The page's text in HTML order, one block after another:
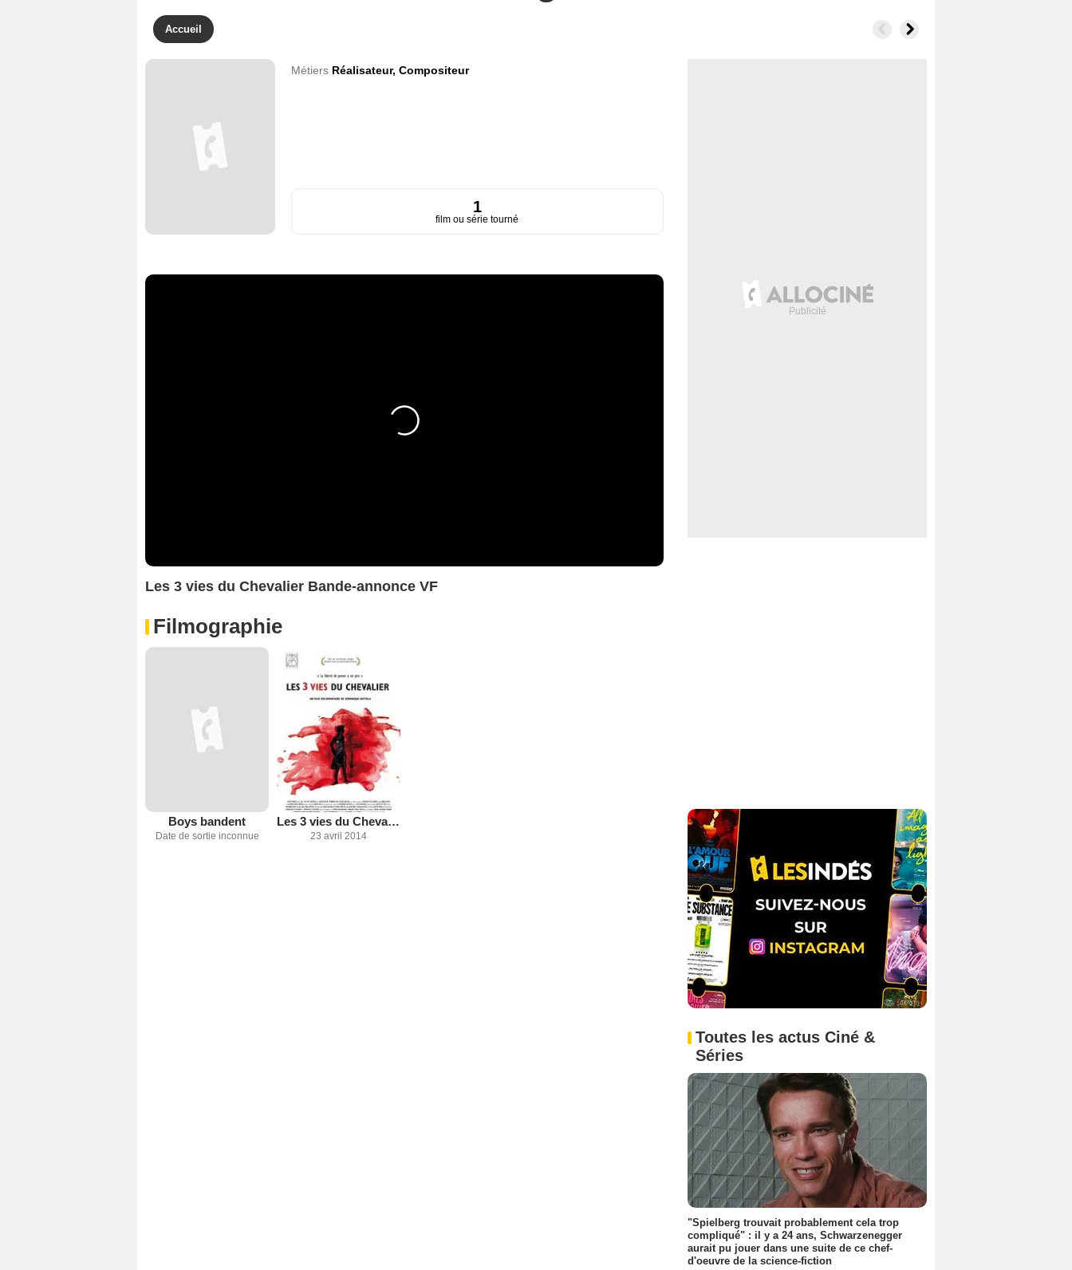
Accueil
Métiers Réalisateur, Compositeur
1
film ou série tourné
Les 3 vies du Chevalier Bande-annonce VF
Filmographie
Boys bandent
Date de sortie inconnue
Les 3 vies du Chevalier
23 avril 2014
Toutes les actus Ciné &
Séries
"Spielberg trouvait probablement cela trop
compliqué" : il y a 24 ans, Schwarzenegger
aurait pu jouer dans une suite de ce chef-
d'oeuvre de la science-fiction